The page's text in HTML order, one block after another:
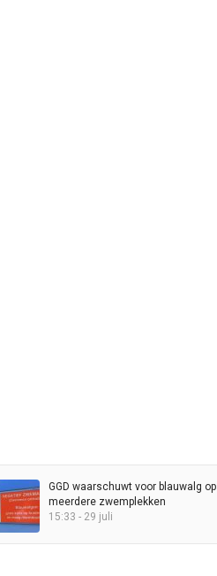
GGD waarschuwt voor blauwalg op
meerdere zwemplekken
15:33 - 29 juli